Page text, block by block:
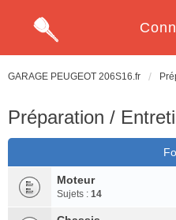
GARAGE PEUGEOT 206S16.fr
Préparation /
Moteur
Sujets : 14